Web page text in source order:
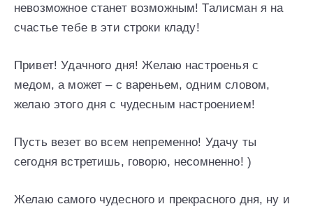
невозможное станет возможным! Талисман я на
счастье тебе в эти строки кладу!
Привет! Удачного дня! Желаю настроенья с
медом, а может – с вареньем, одним словом,
желаю этого дня с чудесным настроением!
Пусть везет во всем непременно! Удачу ты
сегодня встретишь, говорю, несомненно! )
Желаю самого чудесного и прекрасного дня, ну и